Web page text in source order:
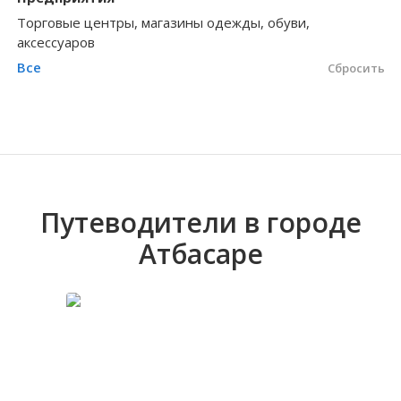
Волгоградская область Иркутская
Николаевская область
Арыкты
Бозайгыр
Торговые центры, магазины одежды, обуви,
аксессуаров
Все
Сбросить
Путеводители в городе
Атбасаре